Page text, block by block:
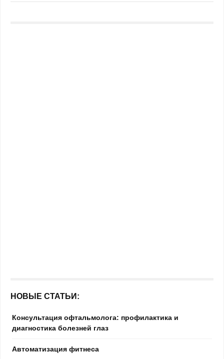
НОВЫЕ СТАТЬИ:
Консультация офтальмолога: профилактика и
диагностика болезней глаз
Автоматизация фитнеса